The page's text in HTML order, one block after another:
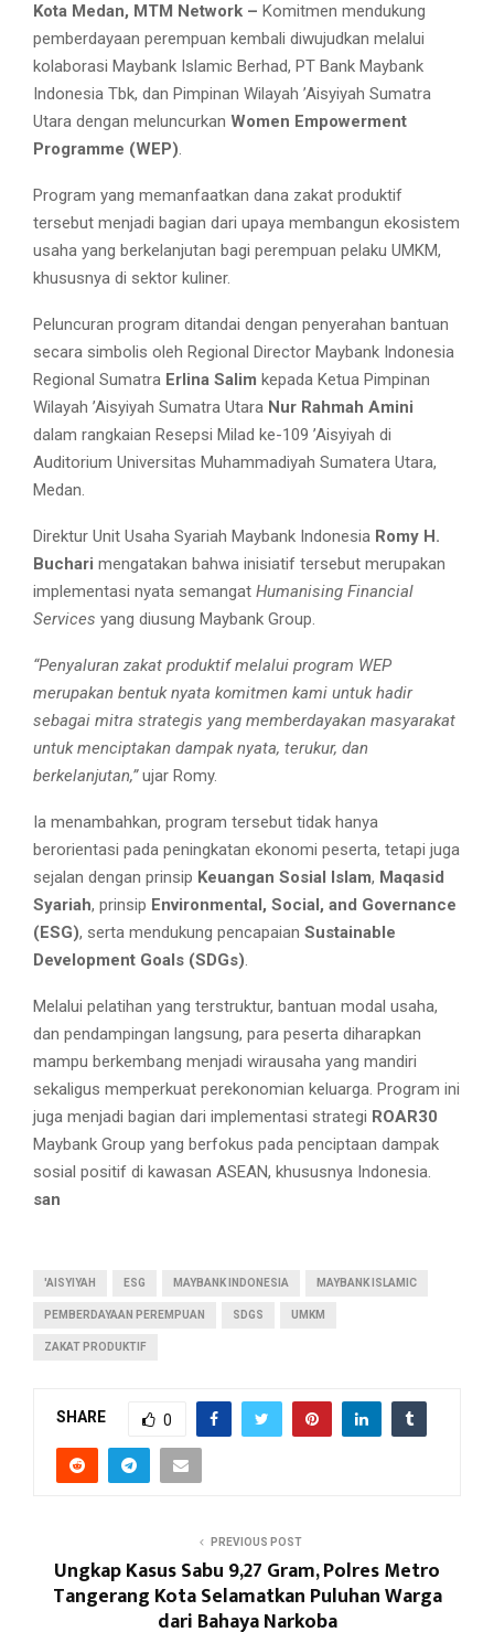
Kota Medan, MTM Network – Komitmen mendukung
pemberdayaan perempuan kembali diwujudkan melalui
kolaborasi Maybank Islamic Berhad, PT Bank Maybank
Indonesia Tbk, dan Pimpinan Wilayah ’Aisyiyah Sumatra
Utara dengan meluncurkan Women Empowerment
Programme (WEP).
Program yang memanfaatkan dana zakat produktif
tersebut menjadi bagian dari upaya membangun ekosistem
usaha yang berkelanjutan bagi perempuan pelaku UMKM,
khususnya di sektor kuliner.
Peluncuran program ditandai dengan penyerahan bantuan
secara simbolis oleh Regional Director Maybank Indonesia
Regional Sumatra Erlina Salim kepada Ketua Pimpinan
Wilayah ’Aisyiyah Sumatra Utara Nur Rahmah Amini
dalam rangkaian Resepsi Milad ke-109 ’Aisyiyah di
Auditorium Universitas Muhammadiyah Sumatera Utara,
Medan.
Direktur Unit Usaha Syariah Maybank Indonesia Romy H.
Buchari mengatakan bahwa inisiatif tersebut merupakan
implementasi nyata semangat Humanising Financial
Services yang diusung Maybank Group.
“Penyaluran zakat produktif melalui program WEP
merupakan bentuk nyata komitmen kami untuk hadir
sebagai mitra strategis yang memberdayakan masyarakat
untuk menciptakan dampak nyata, terukur, dan
berkelanjutan,”ujar Romy.
Ia menambahkan, program tersebut tidak hanya
berorientasi pada peningkatan ekonomi peserta, tetapi juga
sejalan dengan prinsip Keuangan Sosial Islam, Maqasid
Syariah, prinsip Environmental, Social, and Governance
(ESG), serta mendukung pencapaian Sustainable
Development Goals (SDGs).
Melalui pelatihan yang terstruktur, bantuan modal usaha,
dan pendampingan langsung, para peserta diharapkan
mampu berkembang menjadi wirausaha yang mandiri
sekaligus memperkuat perekonomian keluarga. Program ini
juga menjadi bagian dari implementasi strategi ROAR30
Maybank Group yang berfokus pada penciptaan dampak
sosial positif di kawasan ASEAN, khususnya Indonesia.
san
'AISYIYAH ESG MAYBANK INDONESIA MAYBANK ISLAMIC
PEMBERDAYAAN PEREMPUAN SDGS UMKM
ZAKAT PRODUKTIF
SHARE 0
PREVIOUS POST
Ungkap Kasus Sabu 9,27 Gram, Polres Metro
Tangerang Kota Selamatkan Puluhan Warga
dari Bahaya Narkoba